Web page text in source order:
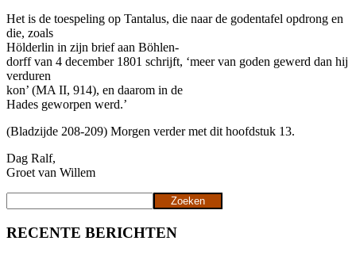
Het is de toespeling op Tantalus, die naar de godentafel opdrong en
die, zoals
Hölderlin in zijn brief aan Böhlen-
dorff van 4 december 1801 schrijft, ‘meer van goden gewerd dan hij
verduren
kon’ (MA II, 914), en daarom in de
Hades geworpen werd.’
(Bladzijde 208-209) Morgen verder met dit hoofdstuk 13.
Dag Ralf,
Groet van Willem
Zoeken
RECENTE BERICHTEN